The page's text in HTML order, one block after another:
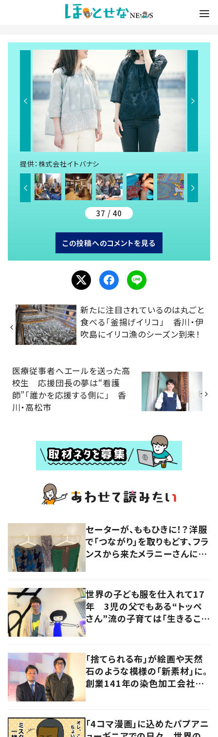
提供：株式会社イトバナシ
37 / 40
この投稿へのコメントを見る
新たに注目されているのは丸ごと
食べる「釜揚げイリコ」 香川・伊
吹島にイリコ漁のシーズン到来！
医療従事者へエールを送った高
校生 応援団長の夢は“看護
師”「誰かを応援する側に」 香
川・高松市
セーターが、ももひきに！？洋服
で「つながり」を取りもどす、フラ
ンスから来たメラニーさんに学
世界の子ども服を仕入れて17
年 3児の父でもある“トッペ
さん”流の子育ては「生きること
「捨てられる布」が絵画や天然
石のような模様の「新素材」に。
創業141年の染色加工会社が
「4コマ漫画」に込めたパプアニ